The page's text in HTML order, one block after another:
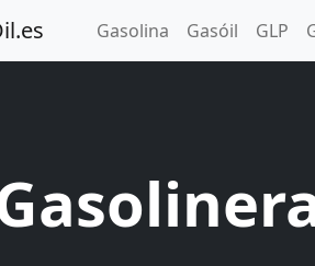
Gasolina Gasóil GLP